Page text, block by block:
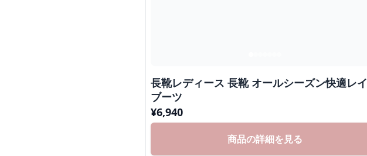
長靴レディース 長靴 オールシーズン快適レ
ブーツ
¥6,940
商品の詳細を見る